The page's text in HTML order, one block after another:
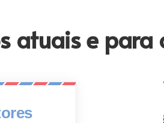
atuais e para